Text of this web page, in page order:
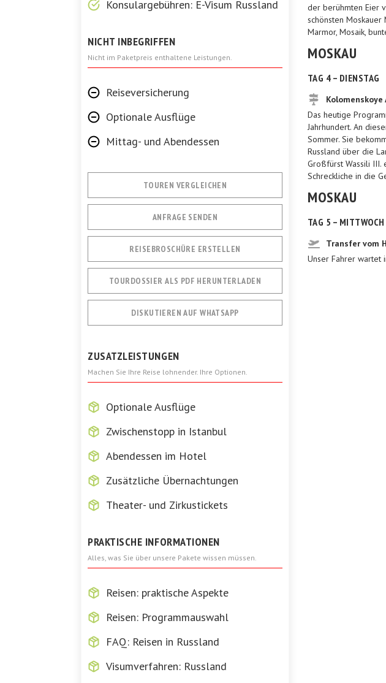
Konsulargebühren: E-Visum Russland
NICHT INBEGRIFFEN
Nicht im Paketpreis enthaltene Leistungen.
Reiseversicherung
Optionale Ausflüge
Mittag- und Abendessen
TOUREN VERGLEICHEN
ANFRAGE SENDEN
REISEBROSCHÜRE ERSTELLEN
TOURDOSSIER ALS PDF HERUNTERLADEN
DISKUTIEREN AUF WHATSAPP
ZUSATZLEISTUNGEN
Machen Sie Ihre Reise lohnender. Ihre Optionen.
Optionale Ausflüge
Zwischenstopp in Istanbul
Abendessen im Hotel
Zusätzliche Übernachtungen
Theater- und Zirkustickets
PRAKTISCHE INFORMATIONEN
Alles, was Sie über unsere Pakete wissen müssen.
Reisen: praktische Aspekte
Reisen: Programmauswahl
FAQ: Reisen in Russland
Visumverfahren: Russland
der berühmten Eier
schönsten
Marmor, Mosaik,
MOSKAU
TAG 4 – DIENSTAG
Das heutige
Jahrhundert. An
Sommer. Sie
Russland über die
Großfürst Wassili III.
Schreckliche in die
MOSKAU
TAG 5 – MITTWOCH
Transfer vom
Unser Fahrer wartet